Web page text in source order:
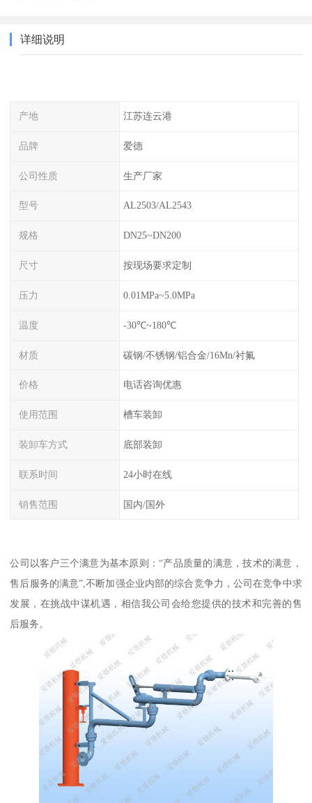
详细说明
产地 江苏连云港
品牌 爱德
公司性质 生产厂家
型号 AL2503/AL2543
规格 DN25~DN200
尺寸 按现场要求定制
压力 0.01MPa~5.0MPa
温度 -30℃~180℃
材质 碳钢/不锈钢/铝合金/16Mn/衬氟
价格 电话咨询优惠
使用范围 槽车装卸
装卸车方式 底部装卸
联系时间 24小时在线
销售范围 国内/国外
公司以客户三个满意为基本原则：“产品质量的满意，技术的满意，
售后服务的满意”,不断加强企业内部的综合竞争力，公司在竞争中求
发展，在挑战中谋机遇，相信我公司会给您提供的技术和完善的售
后服务。